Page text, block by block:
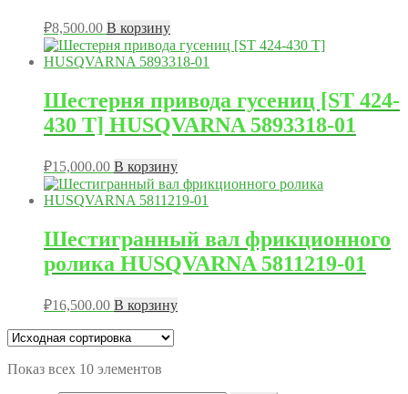
₽8,500.00 В корзину
Шестерня привода гусениц [ST 424-
430 T] HUSQVARNA 5893318-01
₽15,000.00 В корзину
Шестигранный вал фрикционного
ролика HUSQVARNA 5811219-01
₽16,500.00 В корзину
Показ всех 10 элементов